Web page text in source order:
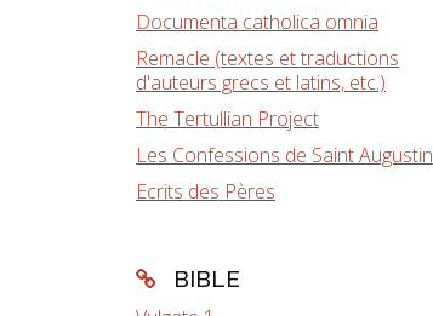
Documenta catholica omnia
Remacle (textes et traductions
d'auteurs grecs et latins, etc.)
The Tertullian Project
Les Confessions de Saint Augustin
Ecrits des Pères
BIBLE